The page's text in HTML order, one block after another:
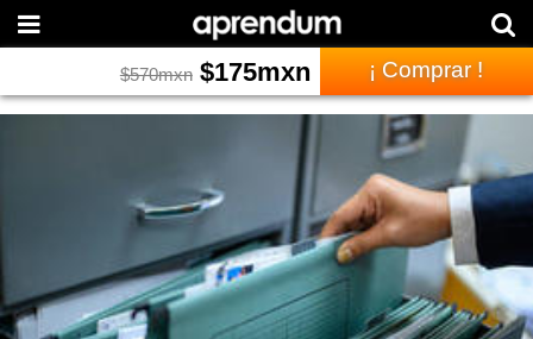
$570mxn $175mxn ¡ Comprar !